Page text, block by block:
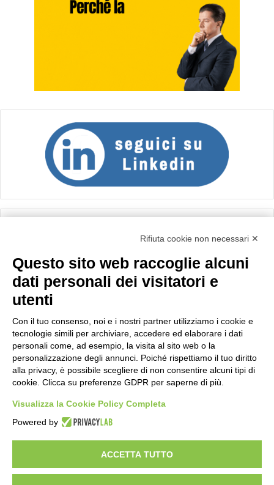
Importo netto (€):
Calcola
Scorporo IVA
Importo lordo (€):
Rifiuta cookie non necessari ✕
Questo sito web raccoglie alcuni
dati personali dei visitatori e
utenti
Con il tuo consenso, noi e i nostri partner utilizziamo i cookie e
tecnologie simili per archiviare, accedere ed elaborare i dati
personali come, ad esempio, la visita al sito web o la
personalizzazione degli annunci. Poiché rispettiamo il tuo diritto
alla privacy, è possibile scegliere di non consentire alcuni tipi di
cookie. Clicca su preferenze GDPR per saperne di più.
Visualizza la Cookie Policy Completa
Powered by
ACCETTA TUTTO